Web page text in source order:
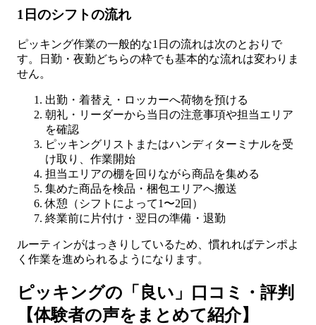
1日のシフトの流れ
ピッキング作業の一般的な1日の流れは次のとおりで
す。日勤・夜勤どちらの枠でも基本的な流れは変わりま
せん。
出勤・着替え・ロッカーへ荷物を預ける
朝礼・リーダーから当日の注意事項や担当エリア
を確認
ピッキングリストまたはハンディターミナルを受
け取り、作業開始
担当エリアの棚を回りながら商品を集める
集めた商品を検品・梱包エリアへ搬送
休憩（シフトによって1〜2回）
終業前に片付け・翌日の準備・退勤
ルーティンがはっきりしているため、慣れればテンポよ
く作業を進められるようになります。
ピッキングの「良い」口コミ・評判
【体験者の声をまとめて紹介】